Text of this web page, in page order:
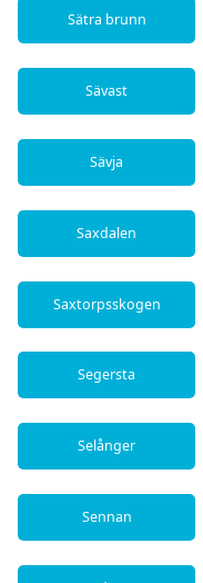
Sätra brunn
Sävast
Sävja
Saxdalen
Saxtorpsskogen
Segersta
Selånger
Sennan